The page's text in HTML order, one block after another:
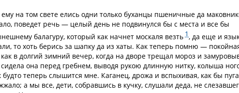
на том свете елись одни только буханцы пшеничные да
поведет речь — целый день не подвинулся бы с места и все бы
балагуру, который как начнет москаля везть 1 , да еще и
то хоть берись за шапку да из хаты. Как теперь помню —
в долгий зимний вечер, когда на дворе трещал мороз и
сидела она перед гребнем, выводя рукою длинную нитку, колыша
теперь слышится мне. Каганец, дрожа и вспыхивая, как бы
а мы все, дети, собравшись в кучку, слушали деда, не